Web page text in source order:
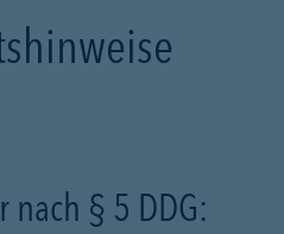
§ 5 DDG: